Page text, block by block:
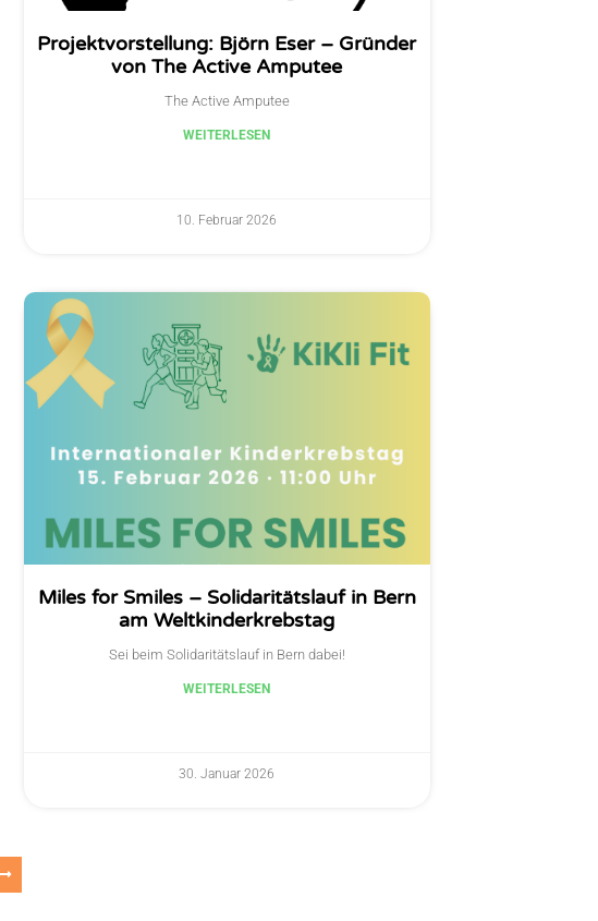
Projektvorstellung: Björn Eser – Gründer
von The Active Amputee
The Active Amputee
WEITERLESEN
10. Februar 2026
Miles for Smiles – Solidaritätslauf in Bern
am Weltkinderkrebstag
Sei beim Solidaritätslauf in Bern dabei!
WEITERLESEN
30. Januar 2026